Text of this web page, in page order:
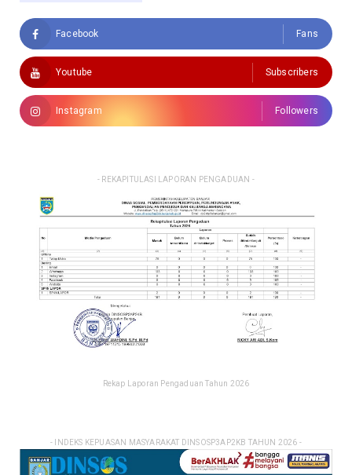
Facebook Fans
Youtube Subscribers
Instagram Followers
- REKAPITULASI LAPORAN PENGADUAN -
Rekap Laporan Pengaduan Tahun 2026
- INDEKS KEPUASAN MASYARAKAT DINSOSP3AP2KB TAHUN 2026 -